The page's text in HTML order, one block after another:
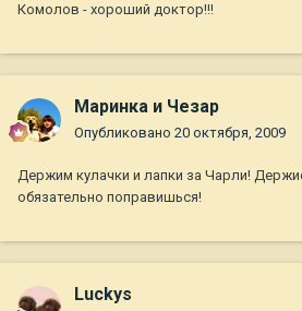
Комолов - хороший доктор!!!
Маринка и Чезар
Опубликовано 20 октября, 2009
Держим кулачки и лапки за Чарли!
обязательно поправишься!
Luckys